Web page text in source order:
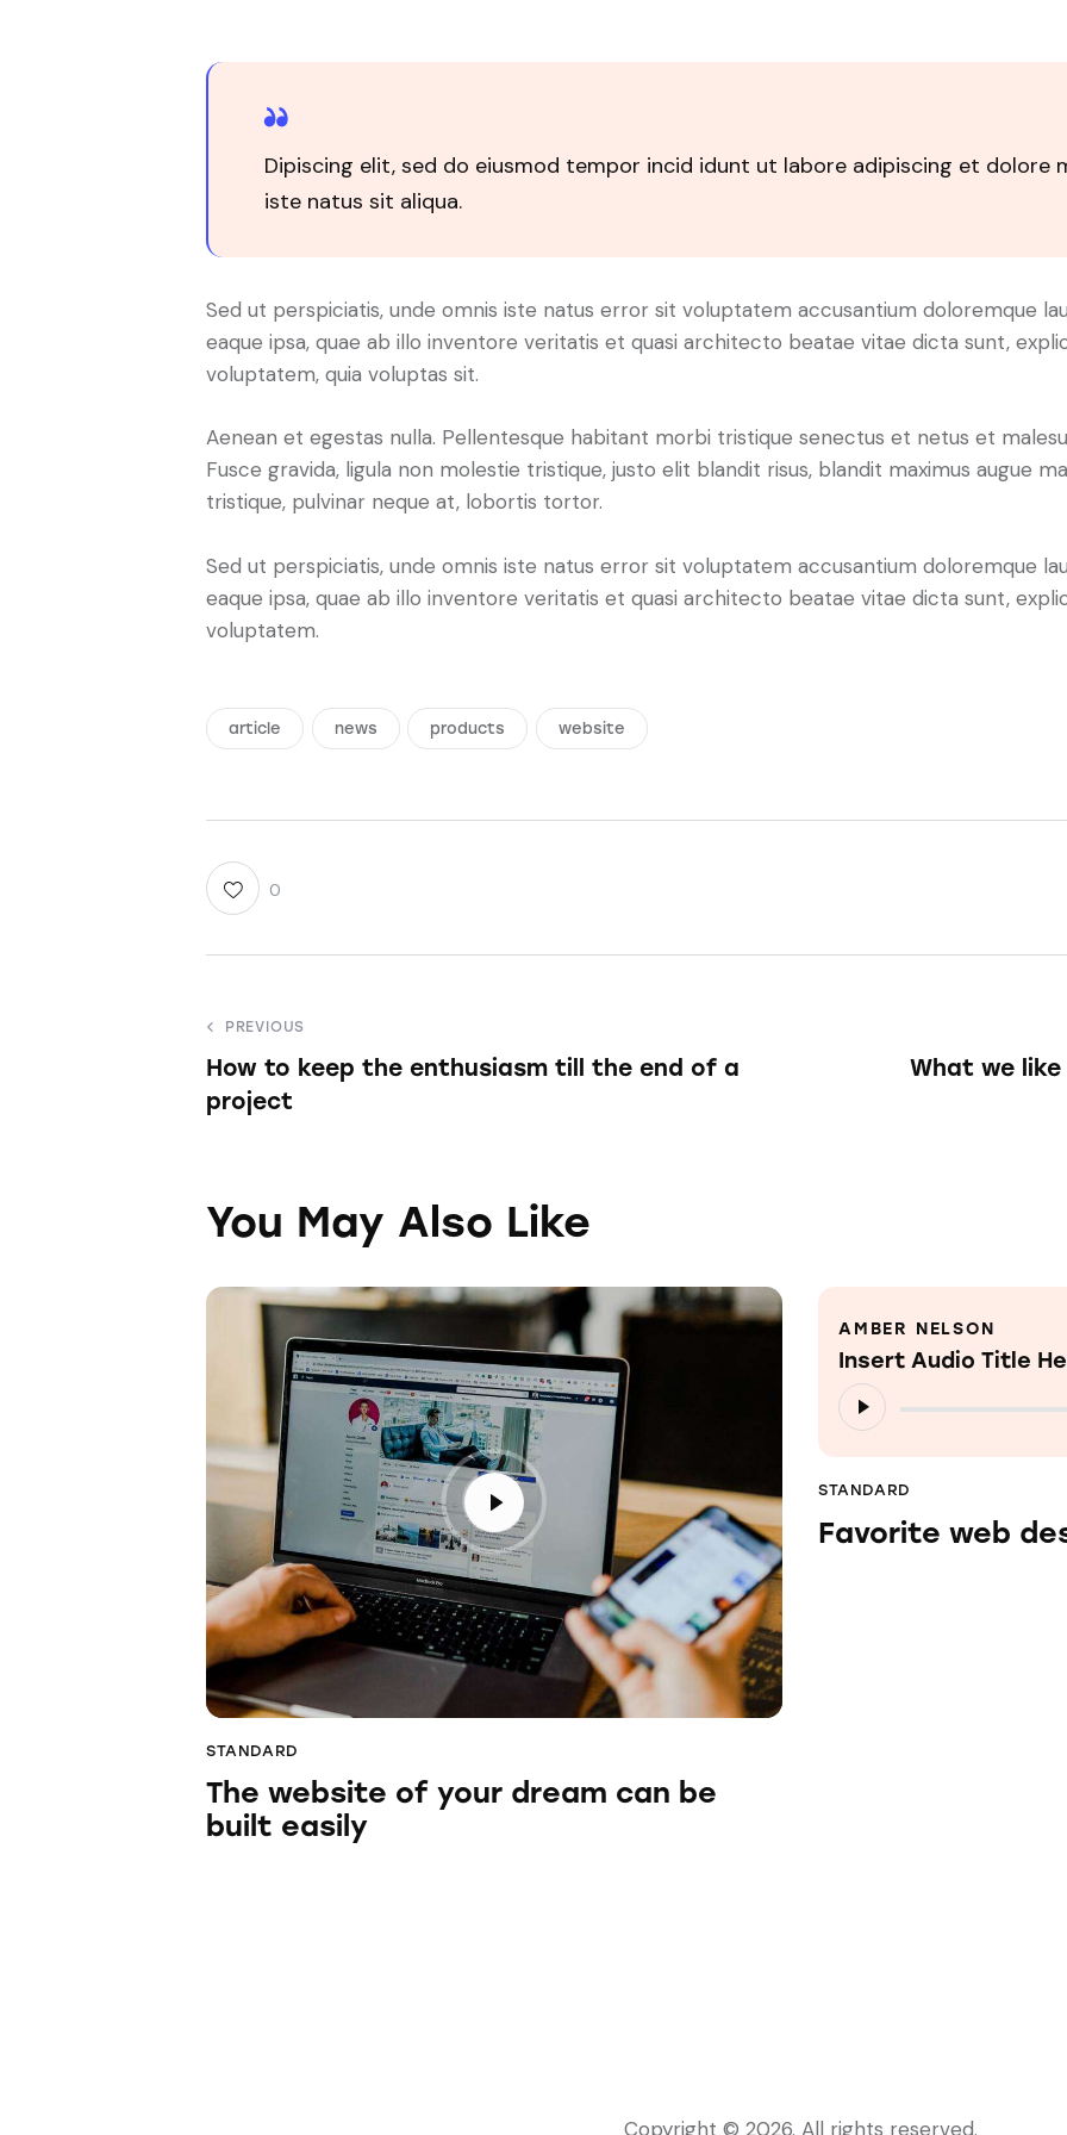
Dipiscing elit, sed do eiusmod tempor incid idunt ut labore adipiscing et dolore
iste natus sit aliqua.
Sed ut perspiciatis, unde omnis iste natus error sit voluptatem accusantium doloremque
eaque ipsa, quae ab illo inventore veritatis et quasi architecto beatae vitae dicta sunt,
voluptatem, quia voluptas sit.
Aenean et egestas nulla. Pellentesque habitant morbi tristique senectus et netus et
Fusce gravida, ligula non molestie tristique, justo elit blandit risus, blandit maximus augue
tristique, pulvinar neque at, lobortis tortor.
Sed ut perspiciatis, unde omnis iste natus error sit voluptatem accusantium doloremque
eaque ipsa, quae ab illo inventore veritatis et quasi architecto beatae vitae dicta sunt,
voluptatem.
article news products website
0
PREVIOUS
How to keep the enthusiasm till the end of a
project
What we
You May Also Like
STANDARD
The website of your dream can be
built easily
AMBER NELSON
Insert Audio Title
Tocador
de
STANDARD
Favorite web
Copyright © 2026. All rights reserved.